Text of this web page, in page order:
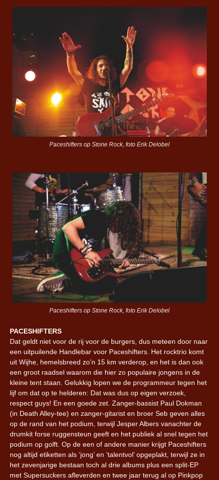
Paceshifters op Stone Rock, foto Erik Delobel
Paceshifters op Stone Rock, foto Erik Delobel
PACESHIFTERS
Dat geldt niet voor de rij voor de burgers, dus meteen door naar
een uitpuilende Handlebar voor Paceshifters. Het rocktrio komt
uit Wijhe, hemelsbreed zo’n 15 km verderop, en het is dan ook
een groot raadsel waarom die hier zo populaire jongens in de
kleine tent staan. Gelukkig lopen we de programmeur tegen het
lijf om dat op te helderen: Dat was dus op eigen verzoek,
respect guys! En een goede zet. Zanger-bassist Paul Dokman
(in Death Alley-tee) en zanger-gitarist en broer Seb geven alles
op de rand van het podium, terwijl Jesper Albers vanachter de
drumkit forse ruggensteun geeft en het publiek al snel tegen het
podium op golft. Op de een of andere manier krijgt Paceshifters
nog altijd etiketten als ‘jong’ en ’talentvol’ opgeplakt, terwijl ze in
het zevenjarige bestaan toch al drie albums plus een split-EP
met Supersuckers afleverden en twee jaar terug al op Pinkpop